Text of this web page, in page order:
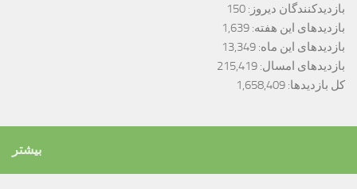
بازدیدکنندگان دیروز: 150
بازدیدهای این هفته: 1,639
بازدیدهای این ماه: 13,349
بازدیدهای امسال: 215,419
کل بازدیدها: 1,658,409
بیشتر